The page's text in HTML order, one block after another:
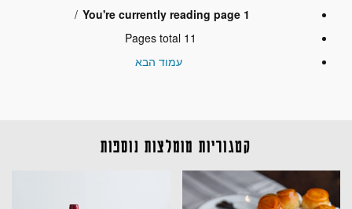
You're currently reading page 1
Pages total 11
עמוד הבא
קטגוריות מומלצות נוספות